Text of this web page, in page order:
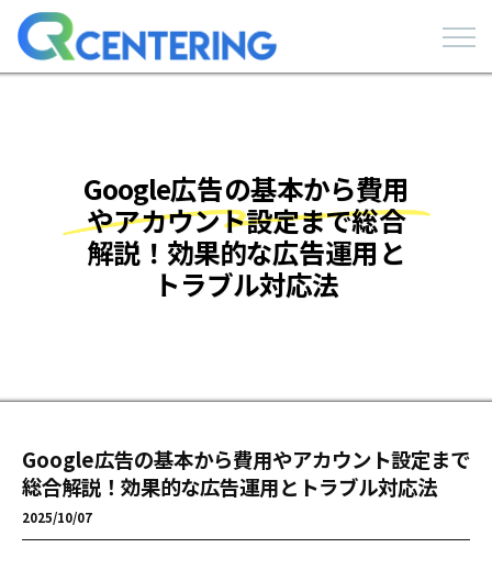
Google広告の基本から費用
やアカウント設定まで総合
解説！効果的な広告運用と
トラブル対応法
Google広告の基本から費用やアカウント設定まで
総合解説！効果的な広告運用とトラブル対応法
2025/10/07